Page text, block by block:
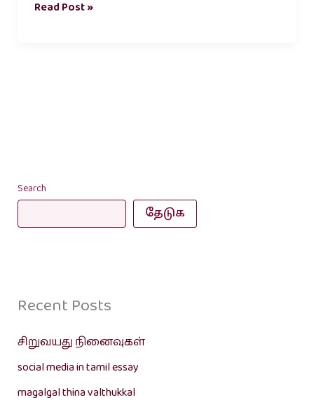
Read Post »
Search
தேடுக
Recent Posts
சிறுவயது நினைவுகள்
social media in tamil essay
magalgal thina valthukkal